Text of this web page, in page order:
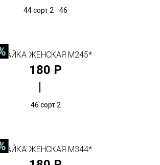
44 сорт 2 46
ЖЕНСКАЯ М245*
180 Р
46 сорт 2
ЖЕНСКАЯ М344*